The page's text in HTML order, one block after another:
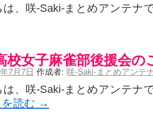
は、咲-Saki-まとめアンテ
校女子麻雀部後援会の
7月7日 作成者: 咲-Saki-まとめアンテ
、咲-Saki-まとめアンテナ
読む →